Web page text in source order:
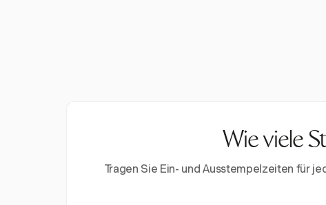
Wie viele
Tragen Sie Ein- und Ausstempelzeiten für